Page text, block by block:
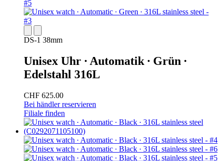
DS-1 38mm
Unisex Uhr ∙ Automatik ∙ Grün ∙
Edelstahl 316L
CHF 625.00
Bei händler reservieren
Filiale finden